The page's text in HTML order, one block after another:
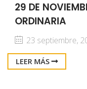
29 DE
ORDINARIA
23 septiembre,
LEER MÁS